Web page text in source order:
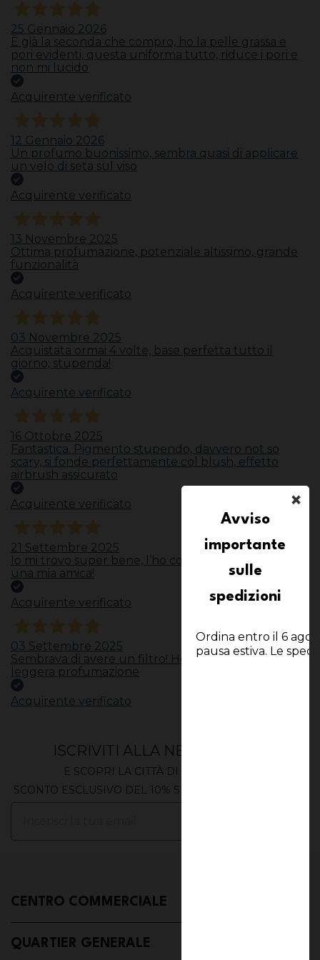
Avviso
importante
sulle
spedizioni
×
Ordina entro il 6
pausa estiva. Le
25 Gennaio 2026
È già la seconda che compro, ho la pelle grassa e
pori evidenti, questa uniforma tutto, riduce i pori e
non mi lucido
Acquirente verificato
12 Gennaio 2026
Un profumo buonissimo, sembra quasi di applicare
un velo di seta sul viso
Acquirente verificato
13 Novembre 2025
Ottima profumazione, potenziale altissimo, grande
funzionalità
Acquirente verificato
03 Novembre 2025
Acquistata ormai 4 volte, base perfetta tutto il
giorno, stupenda!
Acquirente verificato
16 Ottobre 2025
Fantastica. Pigmento stupendo, davvero not so
scary, si fonde perfettamente col blush, effetto
airbrush assicurato
Acquirente verificato
21 Settembre 2025
Io mi trovo super bene, l’ho consigliata anche ad
una mia amica!
Acquirente verificato
03 Settembre 2025
Sembrava di avere un filtro! Ho gradito anche la
leggera profumazione
Acquirente verificato
ISCRIVITI ALLA NEWSLETTER
E SCOPRI LA CITTÀ DI EXTRALANDIA
SCONTO ESCLUSIVO DEL 10% SUL TUO PRIMO ORDINE
CENTRO COMMERCIALE
QUARTIER GENERALE